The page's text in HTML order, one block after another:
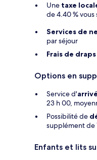
Une taxe
de 4.40 %
Services de
par séjour
Frais de draps
Options en
Service d'
23 h 00,
Possibilité de
supplément de
Enfants et lits